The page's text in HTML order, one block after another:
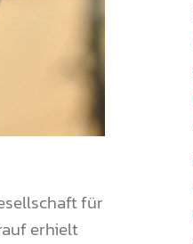
für
erhielt